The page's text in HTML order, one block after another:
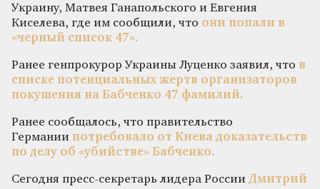
Украину, Матвея Ганапольского и Евгения
Киселева, где им сообщили, что они попали в
«черный список 47».
Ранее генпрокурор Украины Луценко заявил, что в
списке потенциальных жертв организаторов
покушения на Бабченко 47 фамилий.
Ранее сообщалось, что правительство
Германии потребовало от Киева доказательств
по делу об «убийстве» Бабченко.
Сегодня пресс-секретарь лидера России Дмитрий